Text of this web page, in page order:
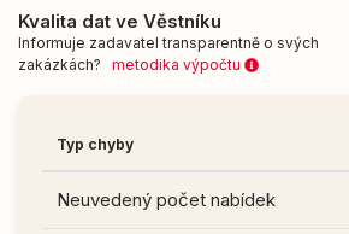
Kvalita dat ve Věstníku
Informuje zadavatel transparentně o svých
zakázkách? metodika výpočtu
Typ chyby
Neuvedený počet nabídek